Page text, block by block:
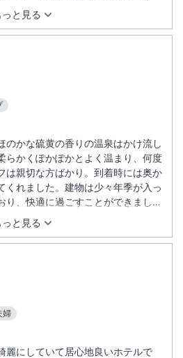
っと見る
っと見る
のかな硫黄の香りの温泉はかけ流し
らかくぽかぽかとよく温まり、何度
は親切な方ばかり。到着時には奥か
くれました。建物は少々年季が入っ
り、快適に過ごすことができまし
婦
麗にしていて居心地良いホテルで